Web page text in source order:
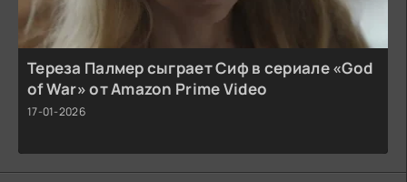
Тереза Палмер сыграет Сиф в сериале «God
of War» от Amazon Prime Video
17-01-2026